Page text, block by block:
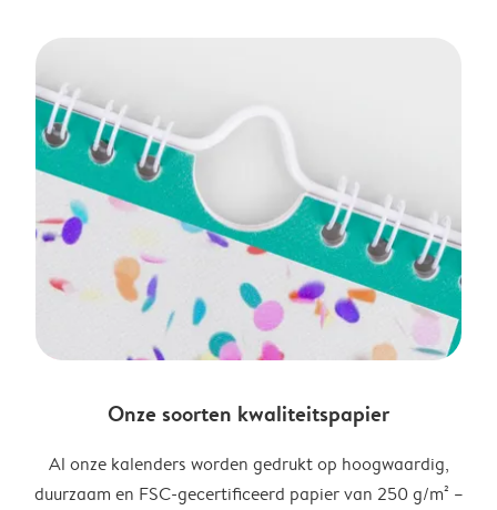
Onze soorten kwaliteitspapier
Al onze kalenders worden gedrukt op hoogwaardig,
duurzaam en FSC-gecertificeerd papier van 250 g/m² –